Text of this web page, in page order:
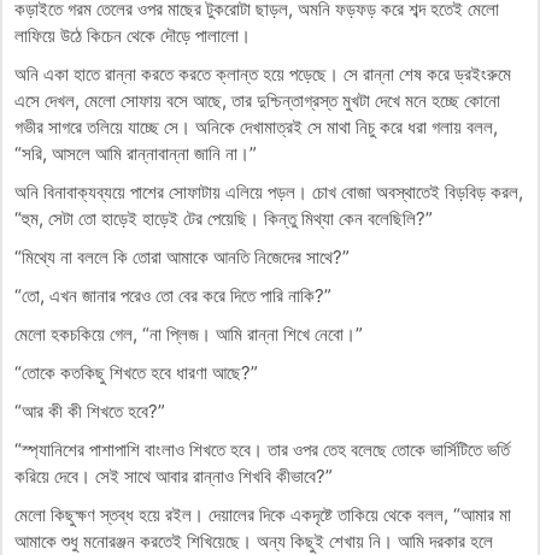
কড়াইতে গরম তেলের ওপর মাছের টুকরোটা ছাড়ল, অমনি ফড়ফড় করে শব্দ হতেই মেলো
লাফিয়ে উঠে কিচেন থেকে দৌড়ে পালালো।
অনি একা হাতে রান্না করতে করতে ক্লান্ত হয়ে পড়েছে। সে রান্না শেষ করে ড্রইংরুমে
এসে দেখল, মেলো সোফায় বসে আছে, তার দুশ্চিন্তাগ্রস্ত মুখটা দেখে মনে হচ্ছে কোনো
গভীর সাগরে তলিয়ে যাচ্ছে সে। অনিকে দেখামাত্রই সে মাথা নিচু করে ধরা গলায় বলল,
“সরি, আসলে আমি রান্নাবান্না জানি না।”
​অনি বিনাবাক্যব্যয়ে পাশের সোফাটায় এলিয়ে পড়ল। চোখ বোজা অবস্থাতেই বিড়বিড় করল,
“হুম, সেটা তো হাড়েই হাড়েই টের পেয়েছি। কিন্তু মিথ্যা কেন বলেছিলি?”
“মিথ্যে না বললে কি তোরা আমাকে আনতি নিজেদের সাথে?”
“তো, এখন জানার পরেও তো বের করে দিতে পারি নাকি?”
মেলো হকচকিয়ে গেল, “না প্লিজ। আমি রান্না শিখে নেবো।”
“তোকে কতকিছু শিখতে হবে ধারণা আছে?”
“আর কী কী শিখতে হবে?”
“স্প্যানিশের পাশাপাশি বাংলাও শিখতে হবে। তার ওপর তেহ বলেছে তোকে ভার্সিটিতে ভর্তি
করিয়ে দেবে। সেই সাথে আবার রান্নাও শিখবি কীভাবে?”
মেলো কিছুক্ষণ স্তব্ধ হয়ে রইল। দেয়ালের দিকে একদৃষ্টে তাকিয়ে থেকে বলল, “আমার মা
আমাকে শুধু মনোরঞ্জন করতেই শিখিয়েছে। অন্য কিছুই শেখায় নি। আমি দরকার হলে